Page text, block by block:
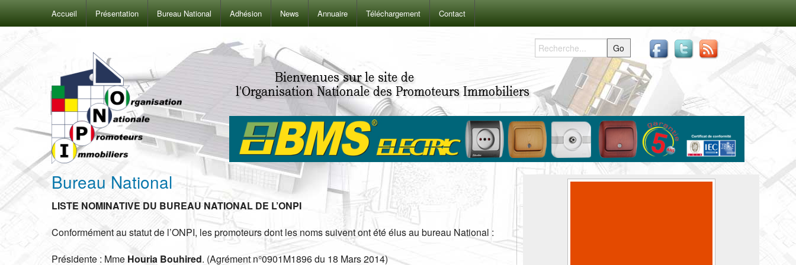
Accueil Présentation Bureau National Adhésion News Annuaire Téléchargement Contact
Bureau National
LISTE NOMINATIVEDU BUREAU NATIONAL DE L’ONPI
Conformément au statut de l’ONPI, les promoteurs dont les noms suivent ont été élus au bureau National :
Présidente : Mme Houria Bouhired. (Agrément n°0901M1896 du 18 Mars 2014)